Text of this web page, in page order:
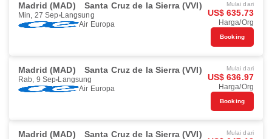
Madrid (MAD) Santa Cruz de la Sierra (VVI)
Min, 27 Sep Langsung
Air Europa
Mulai dari
US$ 635.73
Harga/Org
Booking
Madrid (MAD) Santa Cruz de la Sierra (VVI)
Rab, 9 Sep Langsung
Air Europa
Mulai dari
US$ 636.97
Harga/Org
Booking
Madrid (MAD) Santa Cruz de la Sierra (VVI) Mulai dari